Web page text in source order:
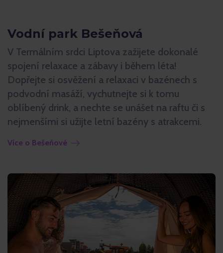
Vodní park Bešeňová
V Termálním srdci Liptova zažijete dokonalé
spojení relaxace a zábavy i během léta!
Dopřejte si osvěžení a relaxaci v bazénech s
podvodní masáží, vychutnejte si k tomu
oblíbený drink, a nechte se unášet na raftu či s
nejmenšími si užijte letní bazény s atrakcemi.
Více o Bešeňové